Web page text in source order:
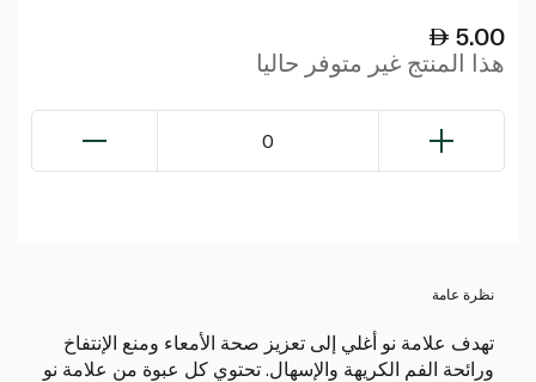
5.00
هذا المنتج غير متوفر حاليا
0
نظرة عامة
تهدف علامة نو أغلي إلى تعزيز صحة الأمعاء ومنع الإنتفاخ
ورائحة الفم الكريهة والإسهال. تحتوي كل عبوة من علامة نو